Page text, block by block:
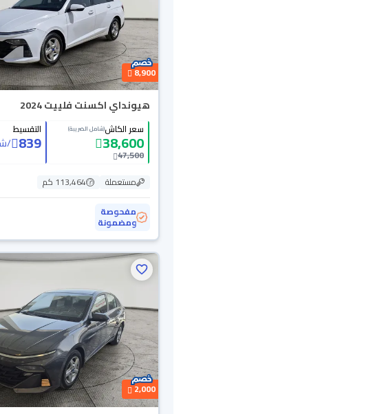
8,900
هيونداي اكسنت فلييت 2024
سعر الكاش(شامل الضريبة)
38,600
47,500
التقسيط
839
/
مستعملة
113,464 كم
مفحوصة
ومضمونة
2,000